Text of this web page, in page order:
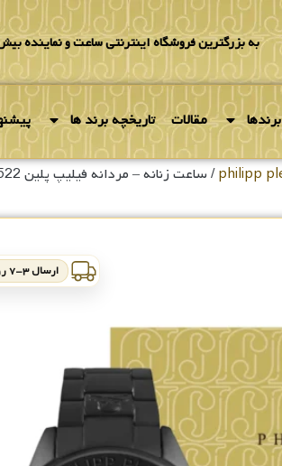
به بزرگترین فروشگاه اینترنتی ساعت و نماینده
برندها مقالات تاریخچه برند ها
/ ساعت زنانه – مردانه فیلیپ پلین PWNAA0522
ارسال ۳-۷ روز کاری